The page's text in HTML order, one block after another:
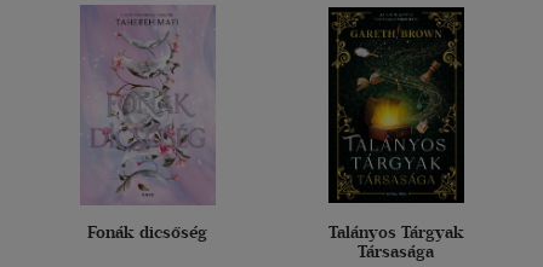
Fonák dicsőség
Talányos Tárgyak
Társasága